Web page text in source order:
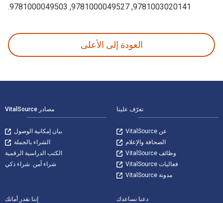
9781003020141, 9781000049527, 9781000049503.
العودة إلى الأعلى
تعرّف علينا
عن VitalSource
الصحافة والإعلام
وظائف VitalSource
فعاليات VitalSource
مدونة VitalSource
مصادر VitalSource
بيان إمكانية الوصول
الشراء بالجملة
الكتب الدراسية الرقمية
شراء آمن. شراء ذكي
دعنا نساعدك إننا نقدر أمانك